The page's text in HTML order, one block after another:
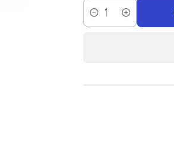
Cantidad